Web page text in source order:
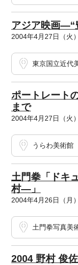
アジア映画―“
2004年4月27日（火
東京国立近代
ポートレート
まで
2004年4月27日（火
うらわ美術館
土門拳「ドキ
村―」
2004年4月26日（月
土門拳写真美
2004 野村 俊